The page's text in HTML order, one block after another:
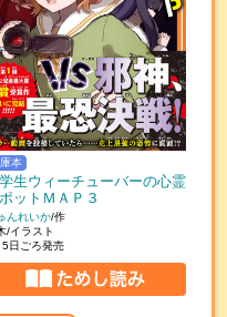
本
生ウィーチューバーの心霊
ットＭＡＰ３
んれいか/作
/イラスト
5日ごろ発売